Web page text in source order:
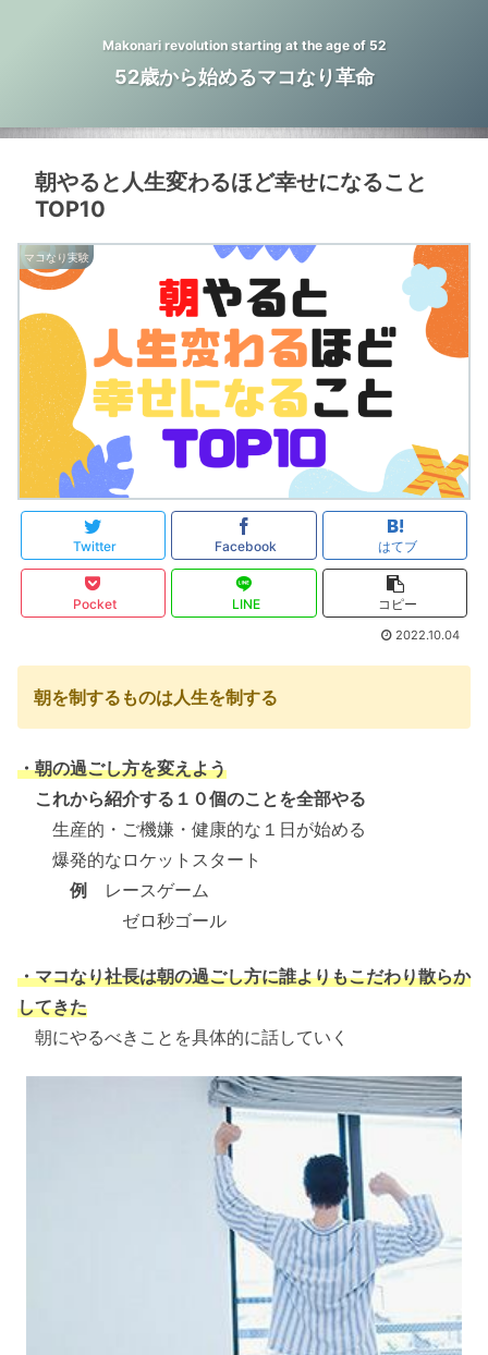
Makonari revolution starting at the age of 52
52歳から始めるマコなり革命
朝やると人生変わるほど幸せになること
TOP10
マコなり実験
Twitter Facebook はてブ
Pocket LINE コピー
2022.10.04
朝を制するものは人生を制する
・朝の過ごし方を変えよう
これから紹介する１０個のことを全部やる
生産的・ご機嫌・健康的な１日が始める
爆発的なロケットスタート
例
レースゲーム
ゼロ秒ゴール
・マコなり社長は朝の過ごし方に誰よりもこだわり散らか
してきた
朝にやるべきことを具体的に話していく